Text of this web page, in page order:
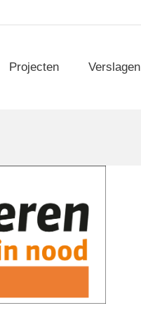
Projecten Verslagen
Projecten Verslagen